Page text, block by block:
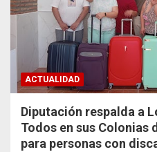
ACTUALIDAD
Diputación respalda a
Todos en sus Colonias
para personas con